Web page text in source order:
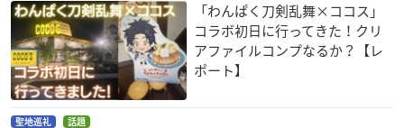
「わんぱく刀剣乱舞×ココス」
コラボ初日に行ってきた！クリ
アファイルコンプなるか？【レ
ポート】
聖地巡礼 話題